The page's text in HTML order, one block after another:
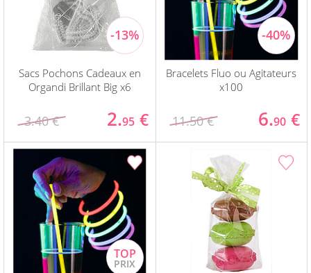
Sacs Pochons Cadeaux en
Organdi Brillant Big x6
3.40 € 2.95 €
Bracelets Fluo ou Agitateurs
x100
11.50 € 6.90 €